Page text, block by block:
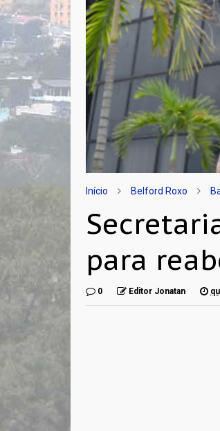
Início Belford Roxo
para
0 Editor Jonatan